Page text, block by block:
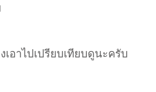
เอาไปเปรียบเทียบดูนะครับ